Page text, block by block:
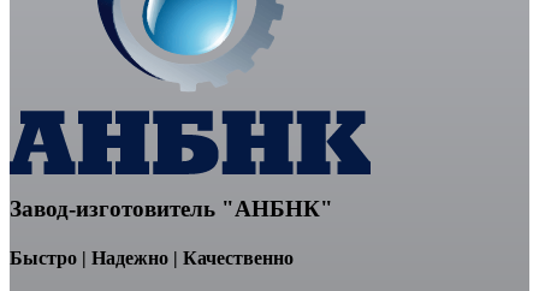
Завод-изготовитель "АНБНК"
Быстро | Надежно | Качественно